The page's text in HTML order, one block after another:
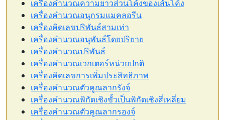
เครื่องคำนวณความยาวส่วนโค้งของเส้นโค้ง
เครื่องคำนวณอนุกรมแมคลอรีน
เครื่องคิดเลขปริพันธ์สามเท่า
เครื่องคำนวณอนุพันธ์โดยปริยาย
เครื่องคำนวณปริพันธ์
เครื่องคำนวณเวกเตอร์หน่วยปกติ
เครื่องคิดเลขการเพิ่มประสิทธิภาพ
เครื่องคำนวณตัวคูณลากรังจ์
เครื่องคำนวณพิกัดเชิงขั้วเป็นพิกัดเชิงสี่เหลี่ยม
เครื่องคำนวณตัวคูณลากรองจ์